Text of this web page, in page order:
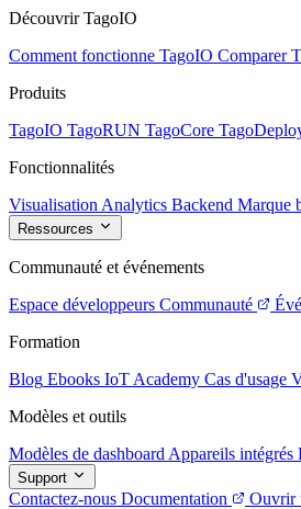
Découvrir TagoIO
Comment fonctionne TagoIO Comparer
Produits
TagoIO TagoRUN TagoCore
Fonctionnalités
Visualisation Analytics Backend Marque
Ressources
Communauté et événements
Espace développeurs Communauté
Formation
Blog Ebooks IoT Academy Cas d'usage
Modèles et outils
Modèles de dashboard Appareils intégrés
Support
Contactez-nous Documentation Ouvrir